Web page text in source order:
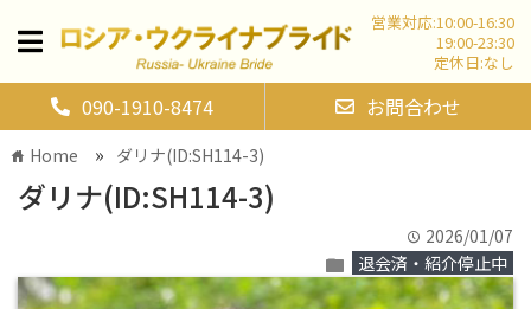
営業対応:10:00-16:30
19:00-23:30
定休日:なし
090-1910-8474 お問合わせ
home Home » ダリナ(ID:SH114-3)
ダリナ(ID:SH114-3)
time 2026/01/07
folder 退会済・紹介停止中